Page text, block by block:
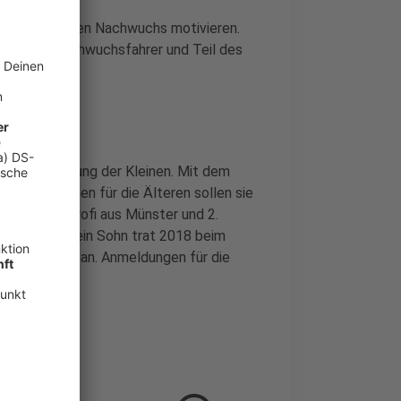
älteren Nachwuchs motivieren.
Nachwuchsfahrer und Teil des
die Förderung der Kleinen. Mit dem
Rennen für die Älteren sollen sie
Ex-Profi aus Münster und 2.
Sein Sohn trat 2018 beim
an. Anmeldungen für die